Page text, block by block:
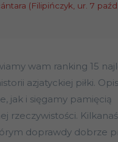
(Filipińczyk, ur. 7
wam ranking 15
azjatyckiej piłki.
jak i sięgamy pamięcią
rzeczywistości.
doprawdy dobrze